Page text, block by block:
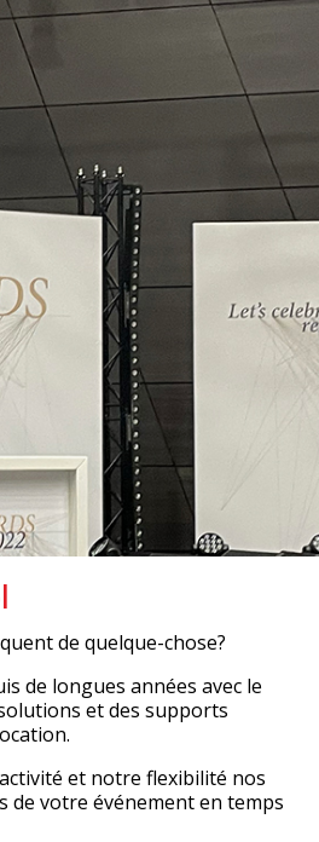
de quelque-chose?
de longues années avec le
et des supports
et notre flexibilité nos
de votre événement en temps